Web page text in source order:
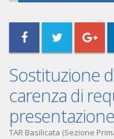
Sostituzione
carenza di
TAR Basilicata (Sezione